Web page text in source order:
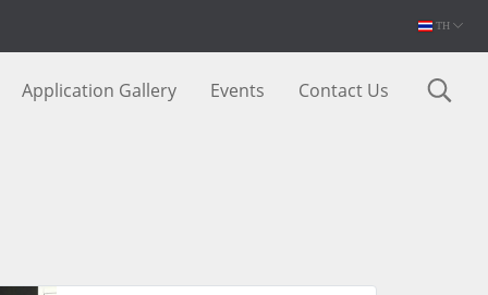
TH
Application Gallery Events Contact Us